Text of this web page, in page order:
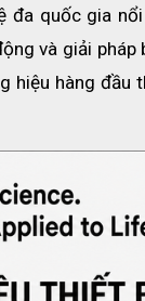
không lỗ là
đa quốc gia
và giải
hiệu hàng đầu